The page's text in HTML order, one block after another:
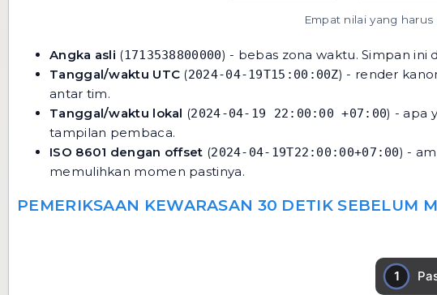
Empat nilai yang
Angka asli (1713538800000) - bebas zona waktu. Simpan ini
Tanggal/waktu UTC (2024-04-19T15:00:00Z) - render
antar tim.
Tanggal/waktu lokal (2024-04-19 22:00:00 +07:00) - apa
tampilan pembaca.
ISO 8601 dengan offset (2024-04-19T22:00:00+07:00) -
memulihkan momen pastinya.
PEMERIKSAAN KEWARASAN 30 DETIK SEBELUM